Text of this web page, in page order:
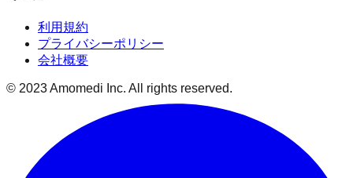
利用規約
プライバシーポリシー
会社概要
© 2023 Amomedi Inc. All rights reserved.